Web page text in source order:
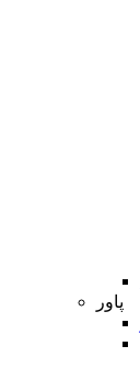
پاور